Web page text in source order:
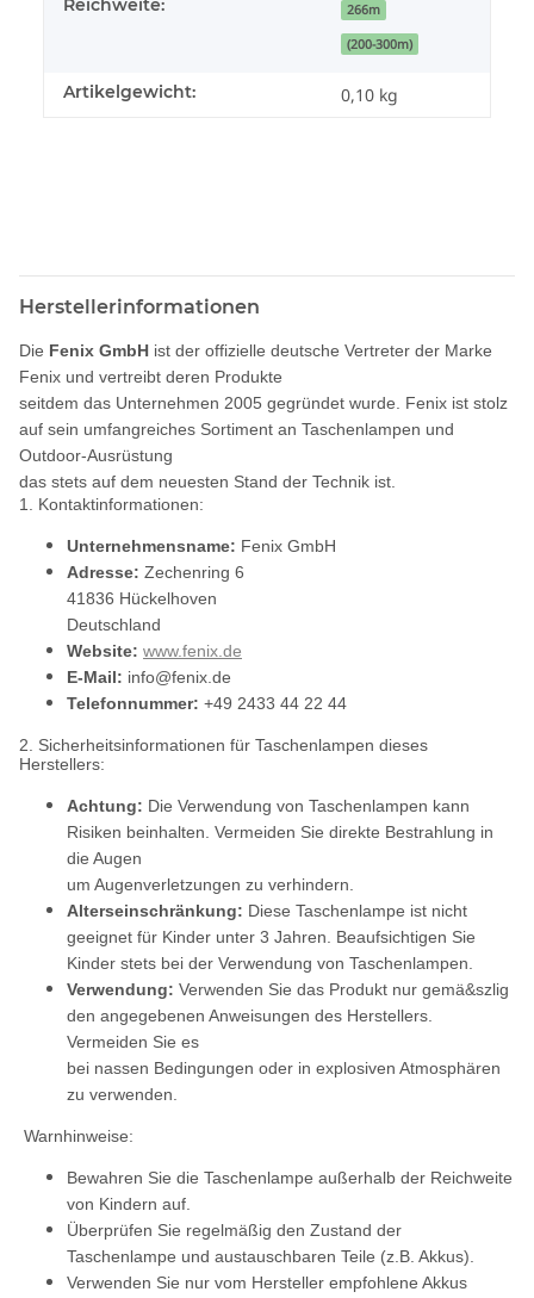
Reichweite: 266m
(200-300m)
Artikelgewicht: 0,10 kg
Herstellerinformationen
Die Fenix GmbH ist der offizielle deutsche Vertreter der Marke
Fenix und vertreibt deren Produkte
seitdem das Unternehmen 2005 gegründet wurde. Fenix ist stolz
auf sein umfangreiches Sortiment an Taschenlampen und
Outdoor-Ausrüstung
das stets auf dem neuesten Stand der Technik ist.
1. Kontaktinformationen:
Unternehmensname: Fenix GmbH
Adresse: Zechenring 6
41836 Hückelhoven
Deutschland
Website: www.fenix.de
E-Mail: info@fenix.de
Telefonnummer: +49 2433 44 22 44
2. Sicherheitsinformationen für Taschenlampen dieses
Herstellers:
Achtung: Die Verwendung von Taschenlampen kann
Risiken beinhalten. Vermeiden Sie direkte Bestrahlung in
die Augen
um Augenverletzungen zu verhindern.
Alterseinschränkung: Diese Taschenlampe ist nicht
geeignet für Kinder unter 3 Jahren. Beaufsichtigen Sie
Kinder stets bei der Verwendung von Taschenlampen.
Verwendung: Verwenden Sie das Produkt nur gemä&szlig
den angegebenen Anweisungen des Herstellers.
Vermeiden Sie es
bei nassen Bedingungen oder in explosiven Atmosphären
zu verwenden.
Warnhinweise:
Bewahren Sie die Taschenlampe außerhalb der Reichweite
von Kindern auf.
Überprüfen Sie regelmäßig den Zustand der
Taschenlampe und austauschbaren Teile (z.B. Akkus).
Verwenden Sie nur vom Hersteller empfohlene Akkus